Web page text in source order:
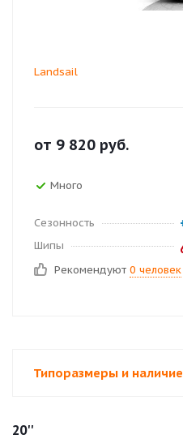
Landsail
от 9 820 руб.
Много
Сезонность
Шипы
Рекомендуют 0 человек
Типоразмеры и наличие
20''